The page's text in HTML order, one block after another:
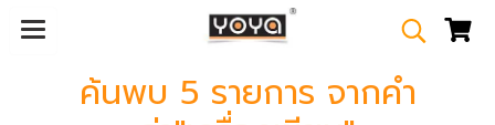
ค้นพบ 5 รายการ จากคำ